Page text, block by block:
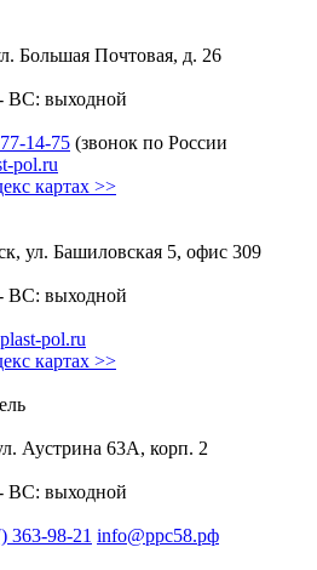
Большая Почтовая, д. 26
ВС: выходной
14-75 (звонок по России
pol.ru
картах >>
ул. Башиловская 5, офис 309
ВС: выходной
pol.ru
картах >>
Аустрина 63А, корп. 2
ВС: выходной
363-98-21 info@ррс58.рф